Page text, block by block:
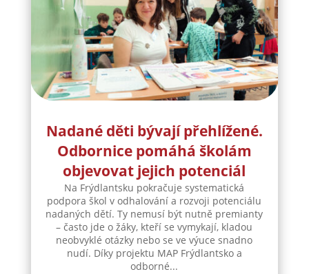
Nadané děti bývají přehlížené.
Odbornice pomáhá školám
objevovat jejich potenciál
Na Frýdlantsku pokračuje systematická
podpora škol v odhalování a rozvoji potenciálu
nadaných dětí. Ty nemusí být nutně premianty
– často jde o žáky, kteří se vymykají, kladou
neobvyklé otázky nebo se ve výuce snadno
nudí. Díky projektu MAP Frýdlantsko a
odborné...